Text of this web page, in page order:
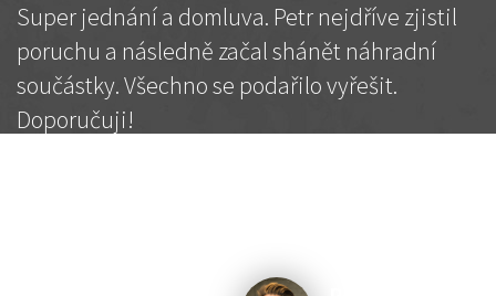
Super jednání a domluva. Petr nejdříve zjistil
poruchu a následně začal shánět náhradní
součástky. Všechno se podařilo vyřešit.
Doporučuji!